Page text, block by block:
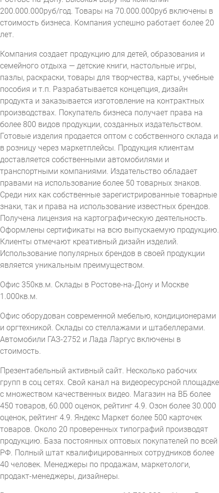
200.000.000руб/год. Товары на 70.000.000руб включены в
стоимость бизнеса. Компания успешно работает более 20
лет.
Компания создает продукцию для детей, образования и
семейного отдыха — детские книги, настольные игры,
пазлы, раскраски, товары для творчества, карты, учебные
пособия и т.п. Разрабатывается концепция, дизайн
продукта и заказывается изготовление на контрактных
производствах. Покупатель бизнеса получает права на
более 800 видов продукции, созданных издательством.
Готовые изделия продается оптом с собственного склада и
в розницу через маркетплейсы. Продукция клиентам
доставляется собственными автомобилями и
транспортными компаниями. Издательство обладает
правами на использование более 50 товарных знаков.
Среди них как собственные зарегистрированные товарные
знаки, так и права на использование известных брендов.
Получена лицензия на картографическую деятельность.
Оформлены сертификаты на всю выпускаемую продукцию.
Клиенты отмечают креативный дизайн изделий.
Использование популярных брендов в своей продукции
является уникальным преимуществом.
Офис 350кв.м. Склады в Ростове-на-Дону и Москве
1.000кв.м.
Офис оборудован современной мебелью, кондиционерами
и оргтехникой. Склады со стеллажами и штабеллерами.
Автомобили ГАЗ-2752 и Лада Ларгус включены в
стоимость.
Презентабельный активный сайт. Несколько рабочих
групп в соц сетях. Свой канал на видеоресурсной площадке
с множеством качественных видео. Магазин на ВБ более
450 товаров, 60.000 оценок, рейтинг 4.9. Озон более 30.000
оценок, рейтинг 4.9. Яндекс Маркет более 500 карточек
товаров. Около 20 проверенных типографий производят
продукцию. База постоянных оптовых покупателей по всей
РФ. Полный штат квалифицированных сотрудников более
40 человек. Менеджеры по продажам, маркетологи,
продакт-менеджеры, дизайнеры.